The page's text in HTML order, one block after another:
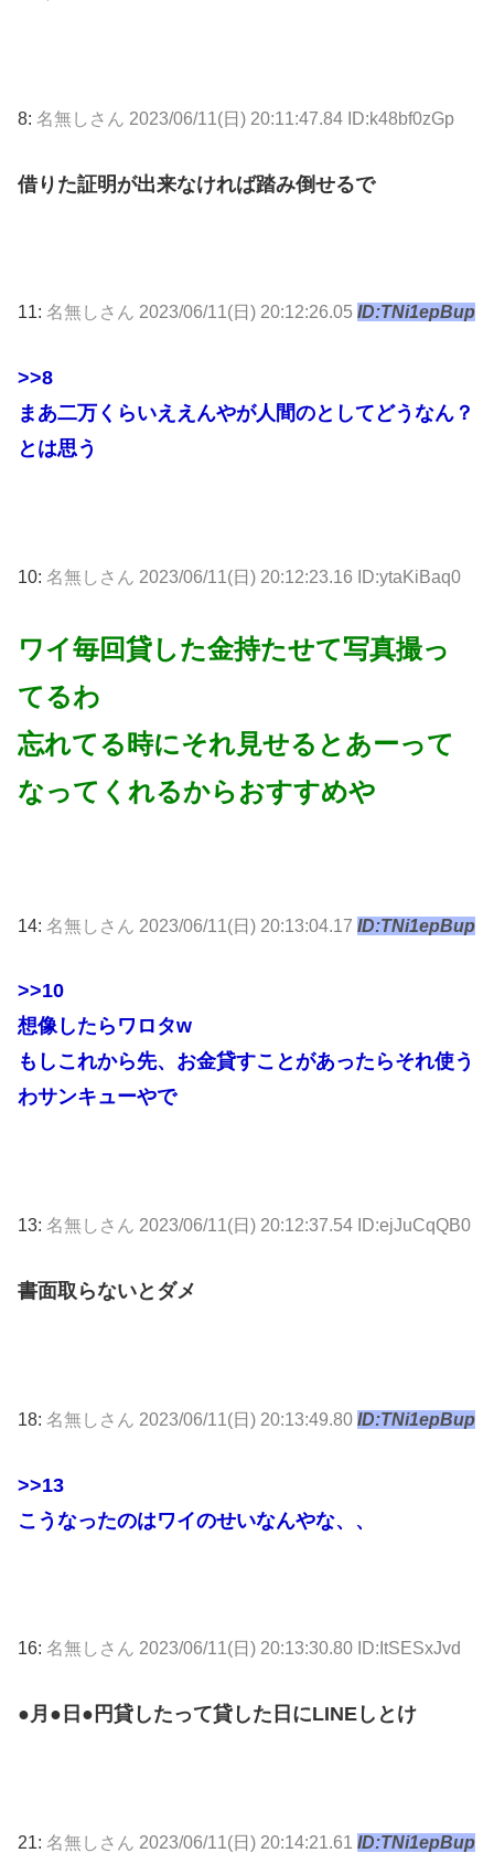
8: 名無しさん 2023/06/11(日) 20:11:47.84 ID:k48bf0zGp
借りた証明が出来なければ踏み倒せるで
11: 名無しさん 2023/06/11(日) 20:12:26.05 ID:TNi1epBup
>>8
まあ二万くらいええんやが人間のとしてどうなん？
とは思う
10: 名無しさん 2023/06/11(日) 20:12:23.16 ID:ytaKiBaq0
ワイ毎回貸した金持たせて写真撮っ
てるわ
忘れてる時にそれ見せるとあーって
なってくれるからおすすめや
14: 名無しさん 2023/06/11(日) 20:13:04.17 ID:TNi1epBup
>>10
想像したらワロタw
もしこれから先、お金貸すことがあったらそれ使う
わサンキューやで
13: 名無しさん 2023/06/11(日) 20:12:37.54 ID:ejJuCqQB0
書面取らないとダメ
18: 名無しさん 2023/06/11(日) 20:13:49.80 ID:TNi1epBup
>>13
こうなったのはワイのせいなんやな、、
16: 名無しさん 2023/06/11(日) 20:13:30.80 ID:ItSESxJvd
●月●日●円貸したって貸した日にLINEしとけ
21: 名無しさん 2023/06/11(日) 20:14:21.61 ID:TNi1epBup